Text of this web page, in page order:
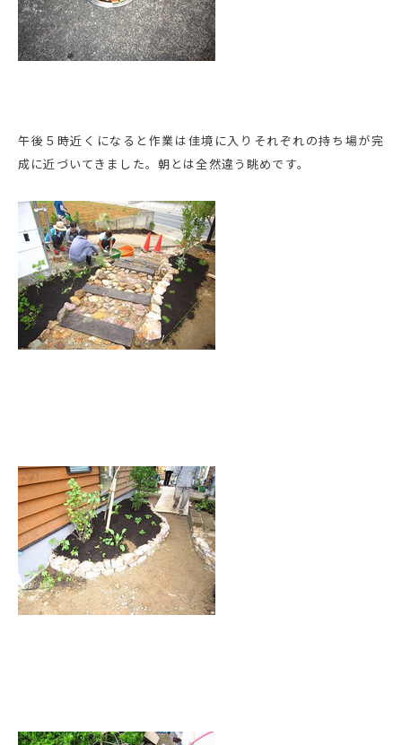
午後５時近くになると作業は佳境に入りそれぞれの持ち場が完
成に近づいてきました。朝とは全然違う眺めです。